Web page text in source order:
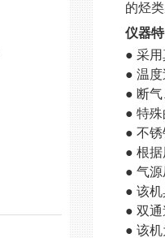
的烃
仪器
● 采
● 温
● 断
● 特
● 不
● 根
●气
● 该
● 双
● 该